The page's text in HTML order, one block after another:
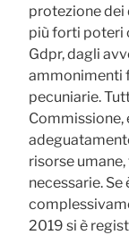
protezione dei
più forti poteri
Gdpr, dagli
ammonimenti
pecuniarie.
Commissione,
risorse
necessarie. Se
2019 si è